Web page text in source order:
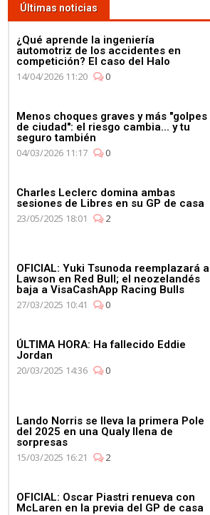
Últimas noticias
¿Qué aprende la ingeniería
automotriz de los accidentes en
competición? El caso del Halo
14/04/2026 11:20
0
Menos choques graves y más "golpes
de ciudad": el riesgo cambia... y tu
seguro también
04/03/2026 11:17
0
Charles Leclerc domina ambas
sesiones de Libres en su GP de casa
23/05/2025 18:01
2
OFICIAL: Yuki Tsunoda reemplazará a
Lawson en Red Bull; el neozelandés
baja a VisaCashApp Racing Bulls
27/03/2025 10:41
0
ÚLTIMA HORA: Ha fallecido Eddie
Jordan
20/03/2025 14:36
0
Lando Norris se lleva la primera Pole
del 2025 en una Qualy llena de
sorpresas
15/03/2025 16:21
2
OFICIAL: Oscar Piastri renueva con
McLaren en la previa del GP de casa